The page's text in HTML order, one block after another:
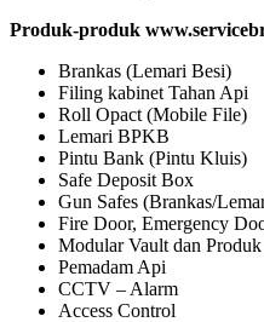
Produk-produk
Brankas (Lemari Besi)
Filing kabinet Tahan Api
Roll Opact (Mobile File)
Lemari BPKB
Pintu Bank (Pintu Kluis)
Safe Deposit Box
Gun Safes (Brankas/
Fire Door, Emergency
Modular Vault dan
Pemadam Api
CCTV – Alarm
Access Control